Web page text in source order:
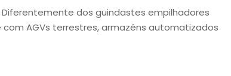
dos guindastes empilhadores
AGVs terrestres, armazéns automatizados